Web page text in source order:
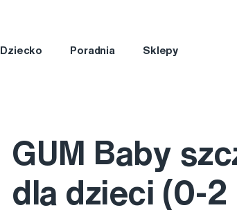
Dziecko Poradnia Sklepy
GUM Baby
dla dzieci (0-2